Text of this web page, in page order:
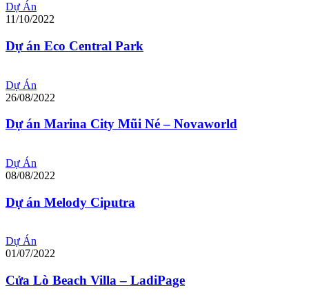
Dự Án
11/10/2022
Dự án Eco Central Park
Dự Án
26/08/2022
Dự án Marina City Mũi Né – Novaworld
Dự Án
08/08/2022
Dự án Melody Ciputra
Dự Án
01/07/2022
Cửa Lò Beach Villa – LadiPage